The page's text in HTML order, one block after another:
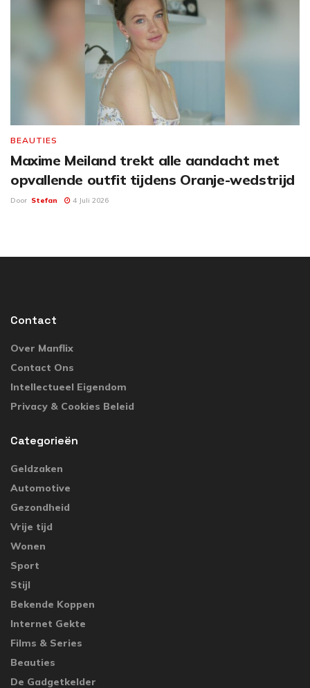
BEAUTIES
Maxime Meiland trekt alle aandacht met
opvallende outfit tijdens Oranje-wedstrijd
Door Stefan 4 Juli 2026
Contact
Over Manflix
Contact Ons
Intellectueel Eigendom
Privacy & Cookies Beleid
Categorieën
Geldzaken
Automotive
Gezondheid
Vrije tijd
Wonen
Sport
Stijl
Bekende Koppen
Internet Gekte
Films & Series
Beauties
De Gadgetkelder